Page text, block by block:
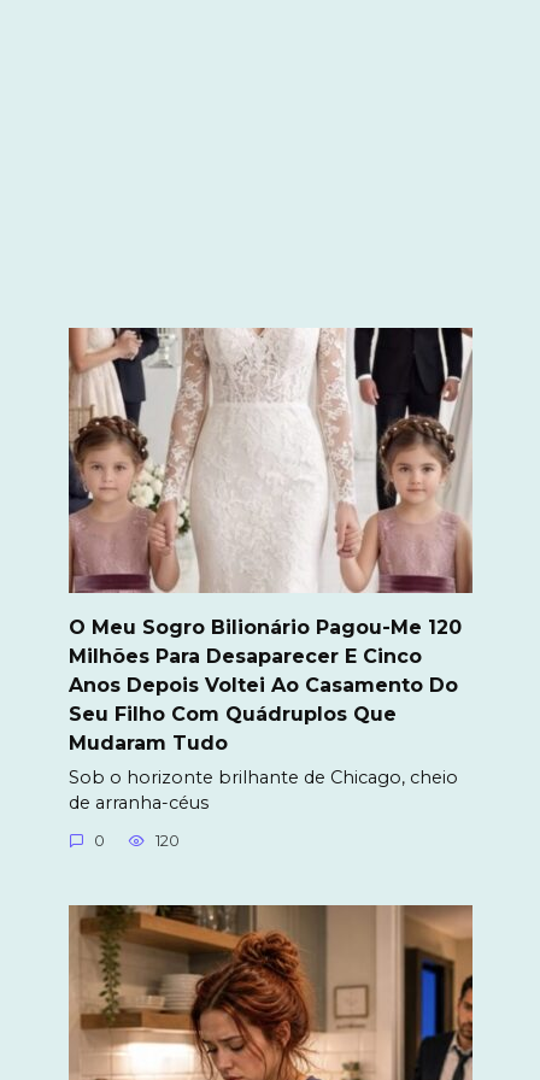
O Meu Sogro Bilionário Pagou-Me 120
Milhões Para Desaparecer E Cinco
Anos Depois Voltei Ao Casamento Do
Seu Filho Com Quádruplos Que
Mudaram Tudo
Sob o horizonte brilhante de Chicago, cheio
de arranha-céus
0 120